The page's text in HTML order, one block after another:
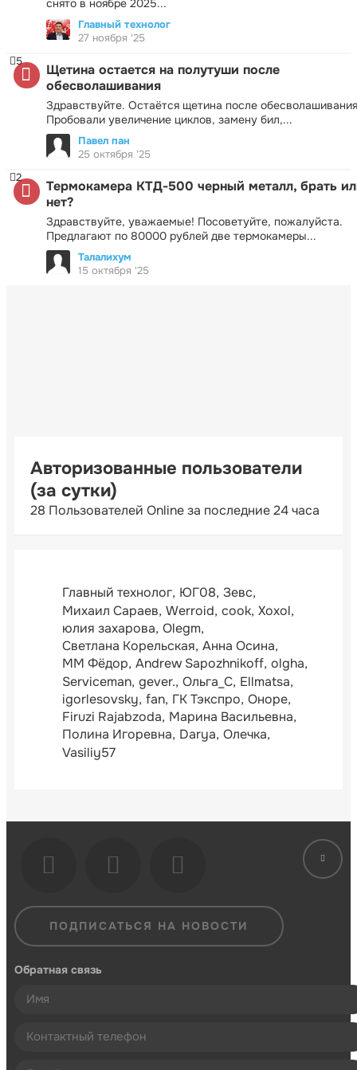
снято в ноябре 2025...
Главный технолог
27 ноября '25
Щетина остается на полутуши после
обесволашивания
Здравствуйте. Остаётся щетина после
Пробовали увеличение циклов, замену бил,...
5
Павел пан
25 октября '25
Термокамера КТД-500 черный металл, брать
нет?
Здравствуйте, уважаемые! Посоветуйте, пожалуйста.
Предлагают по 80000 рублей две термокамеры...
2
Талалихум
15 октября '25
Авторизованные пользователи
(за сутки)
28 Пользователей Online за последние 24 часа
Главный технолог ЮГ08 Зевс
Михаил Сараев Werroid cook Xoxol
юлия захарова Olegm
Светлана Корельская Анна Осина
ММ Фёдор Andrew Sapozhnikoff olgha
Serviceman gever. Ольга_С Ellmatsa
igorlesovsky fan ГК Тэкспро Оноре
Firuzi Rajabzoda Марина Васильевна
Полина Игоревна Darya Олечка
Vasiliy57
ПОДПИСАТЬСЯ НА НОВОСТИ
Обратная связь